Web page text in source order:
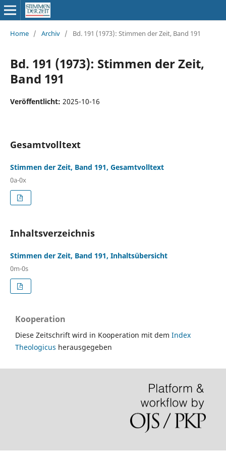
Home / Archiv / Bd. 191 (1973): Stimmen der Zeit, Band 191
Bd. 191 (1973): Stimmen der Zeit,
Band 191
Veröffentlicht: 2025-10-16
Gesamtvolltext
Stimmen der Zeit, Band 191, Gesamtvolltext
0a-0x
Inhaltsverzeichnis
Stimmen der Zeit, Band 191, Inhaltsübersicht
0m-0s
Kooperation
Diese Zeitschrift wird in Kooperation mit dem Index
Theologicus herausgegeben